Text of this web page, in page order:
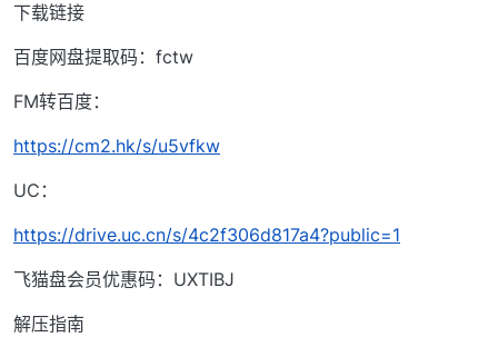
下载链接
百度网盘提取码：fctw
FM转百度：
https://cm2.hk/s/u5vfkw
UC：
https://drive.uc.cn/s/4c2f306d817a4?public=1
飞猫盘会员优惠码：UXTIBJ
解压指南